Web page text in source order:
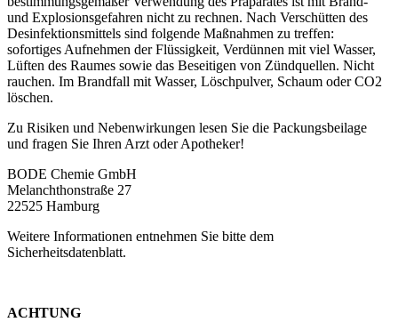
und Explosionsgefahren nicht zu rechnen. Nach Verschütten des
Desinfektionsmittels sind folgende Maßnahmen zu treffen:
sofortiges Aufnehmen der Flüssigkeit, Verdünnen mit viel Wasser,
Lüften des Raumes sowie das Beseitigen von Zündquellen. Nicht
rauchen. Im Brandfall mit Wasser, Löschpulver, Schaum oder CO2
löschen.
Zu Risiken und Nebenwirkungen lesen Sie die Packungsbeilage
und fragen Sie Ihren Arzt oder Apotheker!
BODE Chemie GmbH
Melanchthonstraße 27
22525 Hamburg
Weitere Informationen entnehmen Sie bitte dem
Sicherheitsdatenblatt.
ACHTUNG